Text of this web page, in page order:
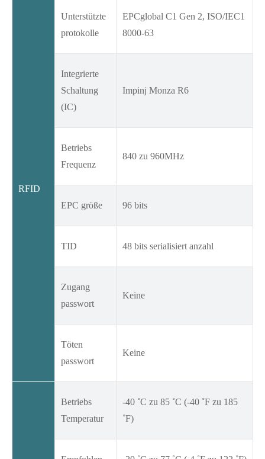
RFID
Unterstützte
protokolle
EPCglobal C1 Gen 2, ISO/IEC1
8000-63
Integrierte
Schaltung
(IC)
Impinj Monza R6
Betriebs
Frequenz
840 zu 960MHz
EPC größe 96 bits
TID 48 bits serialisiert anzahl
Zugang
passwort
Keine
Töten
passwort
Keine
Betriebs
Temperatur
-40 ˚C zu 85 ˚C (-40 ˚F zu 185
˚F)